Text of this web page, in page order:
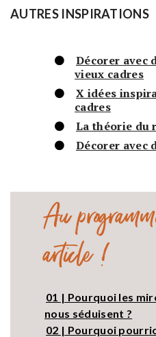
AUTRES INSPIRATIONS
Décorer avec
vieux cadres
X idées
cadres
La théorie du
Décorer avec
Au
article !
01 | Pourquoi les
nous séduisent ?
02 | Pourquoi